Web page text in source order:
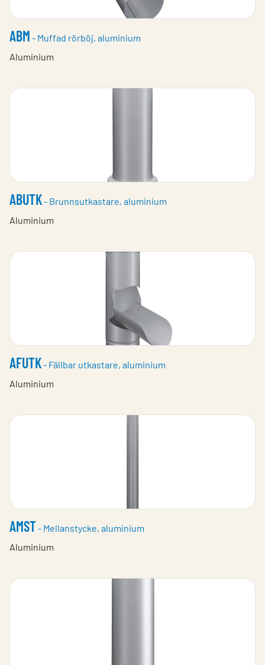
ABM - Muffad rörböj, aluminium
Aluminium
ABUTK- Brunnsutkastare, aluminium
Aluminium
AFUTK- Fällbar utkastare, aluminium
Aluminium
AMST- Mellanstycke, aluminium
Aluminium